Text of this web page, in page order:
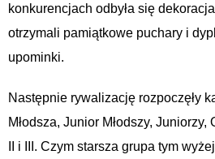
konkurencjach odbyła się
otrzymali pamiątkowe puchary i
upominki.
Następnie rywalizację rozpoczęły
Młodsza, Junior Młodszy,
II i III. Czym starsza grupa tym